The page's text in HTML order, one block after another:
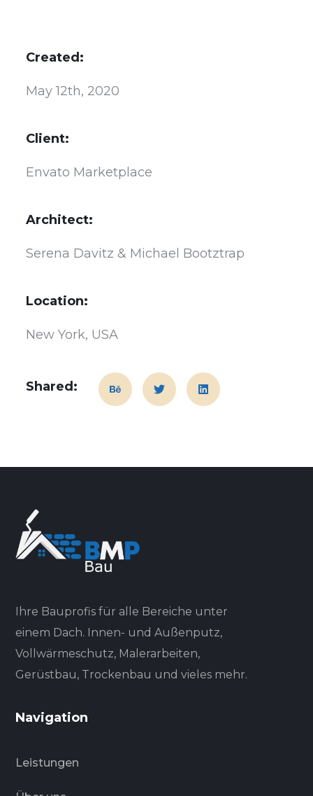
Created:
May 12th, 2020
Client:
Envato Marketplace
Architect:
Serena Davitz & Michael Bootztrap
Location:
New York, USA
Shared:
Ihre Bauprofis für alle Bereiche unter
einem Dach. Innen- und Außenputz,
Vollwärmeschutz, Malerarbeiten,
Gerüstbau, Trockenbau und vieles mehr.
Navigation
Leistungen